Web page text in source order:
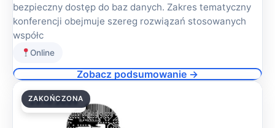
bezpieczny dostęp do baz danych. Zakres tematyczny
konferencji obejmuje szereg rozwiązań stosowanych
współc
Online
Zobacz podsumowanie →
23.10.2025
ZAKOŃCZONA